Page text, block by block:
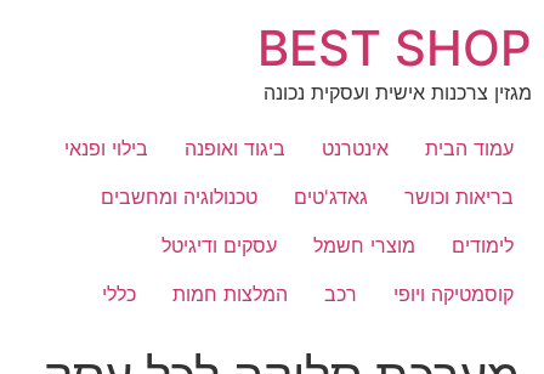
לתוכןBEST SHOP
מגזין צרכנות אישית ועסקית נכונה
עמוד הבית אינטרנט ביגוד ואופנה
בילוי ופנאי
בריאות וכושר
גאדג'טים
טכנולוגיה ומחשבים
לימודים
מוצרי חשמל
עסקים ודיגיטל
קוסמטיקה ויופי
רכב המלצות חמות כללי